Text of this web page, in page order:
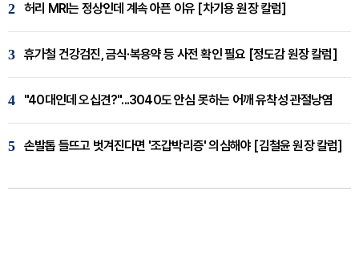
2 허리 MRI는 정상인데 계속 아픈 이유 [차기용 원장 칼럼]
3 휴가철 건강검진, 금식·복용약 등 사전 확인 필요 [정도감 원장 칼럼]
4 "40대인데 오십견?"...3040도 안심 못하는 어깨 유착성 관절낭염
5 손발톱 들뜨고 벗겨진다면 '조갑박리증' 의심해야 [김철윤 원장 칼럼]